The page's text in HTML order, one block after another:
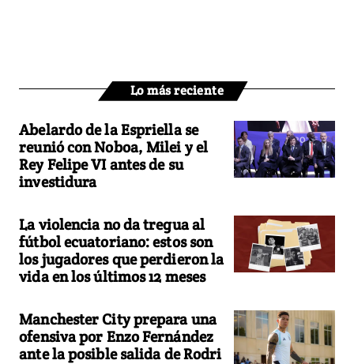
Lo más reciente
Abelardo de la Espriella se
reunió con Noboa, Milei y el
Rey Felipe VI antes de su
investidura
La violencia no da tregua al
fútbol ecuatoriano: estos son
los jugadores que perdieron la
vida en los últimos 12 meses
Manchester City prepara una
ofensiva por Enzo Fernández
ante la posible salida de Rodri